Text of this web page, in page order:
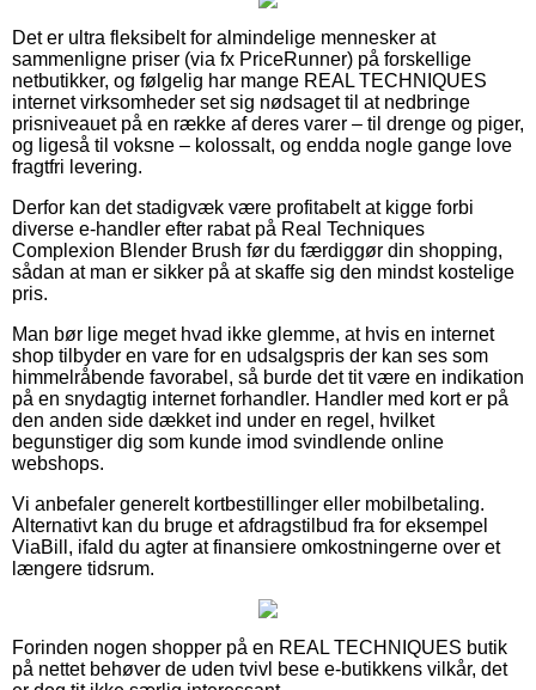
Det er ultra fleksibelt for almindelige mennesker at
sammenligne priser (via fx PriceRunner) på forskellige
netbutikker, og følgelig har mange REAL TECHNIQUES
internet virksomheder set sig nødsaget til at nedbringe
prisniveauet på en række af deres varer – til drenge og piger,
og ligeså til voksne – kolossalt, og endda nogle gange love
fragtfri levering.
Derfor kan det stadigvæk være profitabelt at kigge forbi
diverse e-handler efter rabat på Real Techniques
Complexion Blender Brush før du færdiggør din shopping,
sådan at man er sikker på at skaffe sig den mindst kostelige
pris.
Man bør lige meget hvad ikke glemme, at hvis en internet
shop tilbyder en vare for en udsalgspris der kan ses som
himmelråbende favorabel, så burde det tit være en indikation
på en snydagtig internet forhandler. Handler med kort er på
den anden side dækket ind under en regel, hvilket
begunstiger dig som kunde imod svindlende online
webshops.
Vi anbefaler generelt kortbestillinger eller mobilbetaling.
Alternativt kan du bruge et afdragstilbud fra for eksempel
ViaBill, ifald du agter at finansiere omkostningerne over et
længere tidsrum.
Forinden nogen shopper på en REAL TECHNIQUES butik
på nettet behøver de uden tvivl bese e-butikkens vilkår, det